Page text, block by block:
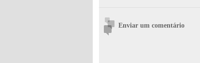
Enviar um comentário